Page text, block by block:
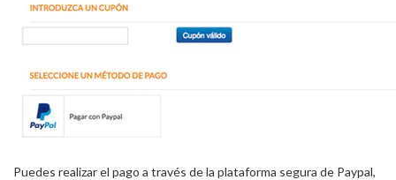
Puedes realizar el pago a través de la plataforma segura de Paypal,